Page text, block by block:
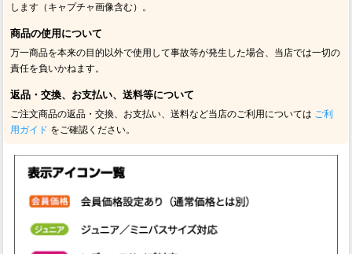
します（キャプチャ画像含む）。
商品の使用について
万一商品を本来の目的以外で使用して事故等が発生した場合、当店では一切の
責任を負いかねます。
返品・交換、お支払い、送料等について
ご注文商品の返品・交換、お支払い、送料など当店のご利用については ご利
用ガイド をご確認ください。